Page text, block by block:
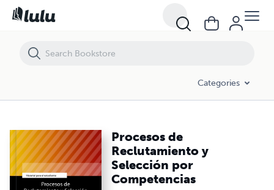
Categories
Procesos de
Reclutamiento y
Selección por
Competencias
Procesos de Reclutamiento y Selección por Competencias